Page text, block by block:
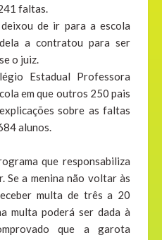
faltas.
de ir para a escola
a contratou para ser
o juiz.
Estadual Professora
em que outros 250 pais
sobre as faltas
alunos.
que responsabiliza
Se a menina não voltar às
multa de três a 20
multa poderá ser dada à
que a garota